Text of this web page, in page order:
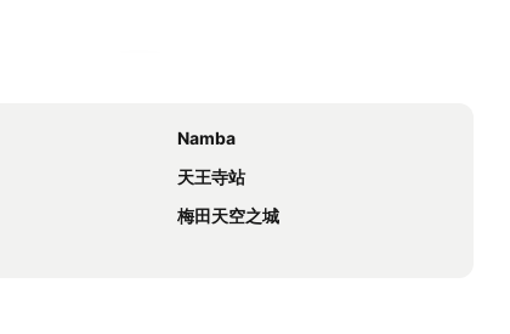
Namba
天王寺站
梅田天空之城